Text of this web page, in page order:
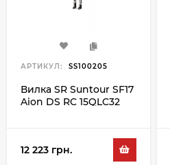
АРТИКУЛ: SS100205
Вилка SR Suntour SF17
Aion DS RC 15QLC32
12 223 грн.